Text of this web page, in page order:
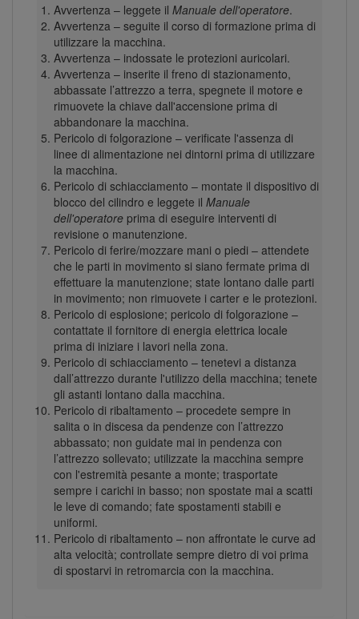
Avvertenza – leggete il Manuale dell'operatore.
Avvertenza – seguite il corso di formazione prima di
utilizzare la macchina.
Avvertenza – indossate le protezioni auricolari.
Avvertenza – inserite il freno di stazionamento,
abbassate l’attrezzo a terra, spegnete il motore e
rimuovete la chiave dall'accensione prima di
abbandonare la macchina.
Pericolo di folgorazione – verificate l'assenza di
linee di alimentazione nei dintorni prima di utilizzare
la macchina.
Pericolo di schiacciamento – montate il dispositivo di
blocco del cilindro e leggete il Manuale
dell'operatoreprima di eseguire interventi di
revisione o manutenzione.
Pericolo di ferire/mozzare mani o piedi – attendete
che le parti in movimento si siano fermate prima di
effettuare la manutenzione; state lontano dalle parti
in movimento; non rimuovete i carter e le protezioni.
Pericolo di esplosione; pericolo di folgorazione –
contattate il fornitore di energia elettrica locale
prima di iniziare i lavori nella zona.
Pericolo di schiacciamento – tenetevi a distanza
dall’attrezzo durante l'utilizzo della macchina; tenete
gli astanti lontano dalla macchina.
Pericolo di ribaltamento – procedete sempre in
salita o in discesa da pendenze con l’attrezzo
abbassato; non guidate mai in pendenza con
l’attrezzo sollevato; utilizzate la macchina sempre
con l'estremità pesante a monte; trasportate
sempre i carichi in basso; non spostate mai a scatti
le leve di comando; fate spostamenti stabili e
uniformi.
Pericolo di ribaltamento – non affrontate le curve ad
alta velocità; controllate sempre dietro di voi prima
di spostarvi in retromarcia con la macchina.